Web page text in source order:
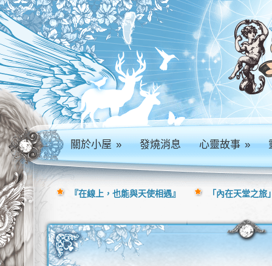
關於小屋» 發燒消息 心靈故事»
『在線上，也能與天使相遇』 「內在天堂之